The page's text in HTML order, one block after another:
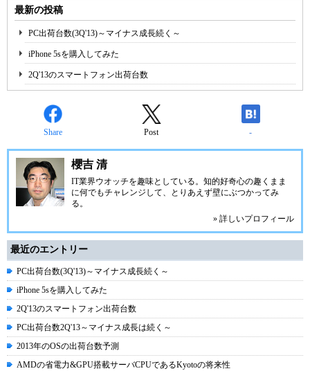
最新の投稿
PC出荷台数(3Q'13)～マイナス成長続く～
iPhone 5sを購入してみた
2Q'13のスマートフォン出荷台数
Share Post -
櫻吉 清
IT業界ウオッチを趣味としている。知的好奇心の趣くまま
に何でもチャレンジして、とりあえず壁にぶつかってみ
る。
» 詳しいプロフィール
最近のエントリー
PC出荷台数(3Q'13)～マイナス成長続く～
iPhone 5sを購入してみた
2Q'13のスマートフォン出荷台数
PC出荷台数2Q'13～マイナス成長は続く～
2013年のOSの出荷台数予測
AMDの省電力&GPU搭載サーバCPUであるKyotoの将来性